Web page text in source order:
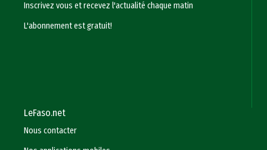
Inscrivez vous et recevez l'actualité chaque matin
L'abonnement est gratuit!
LeFaso.net
Nous contacter